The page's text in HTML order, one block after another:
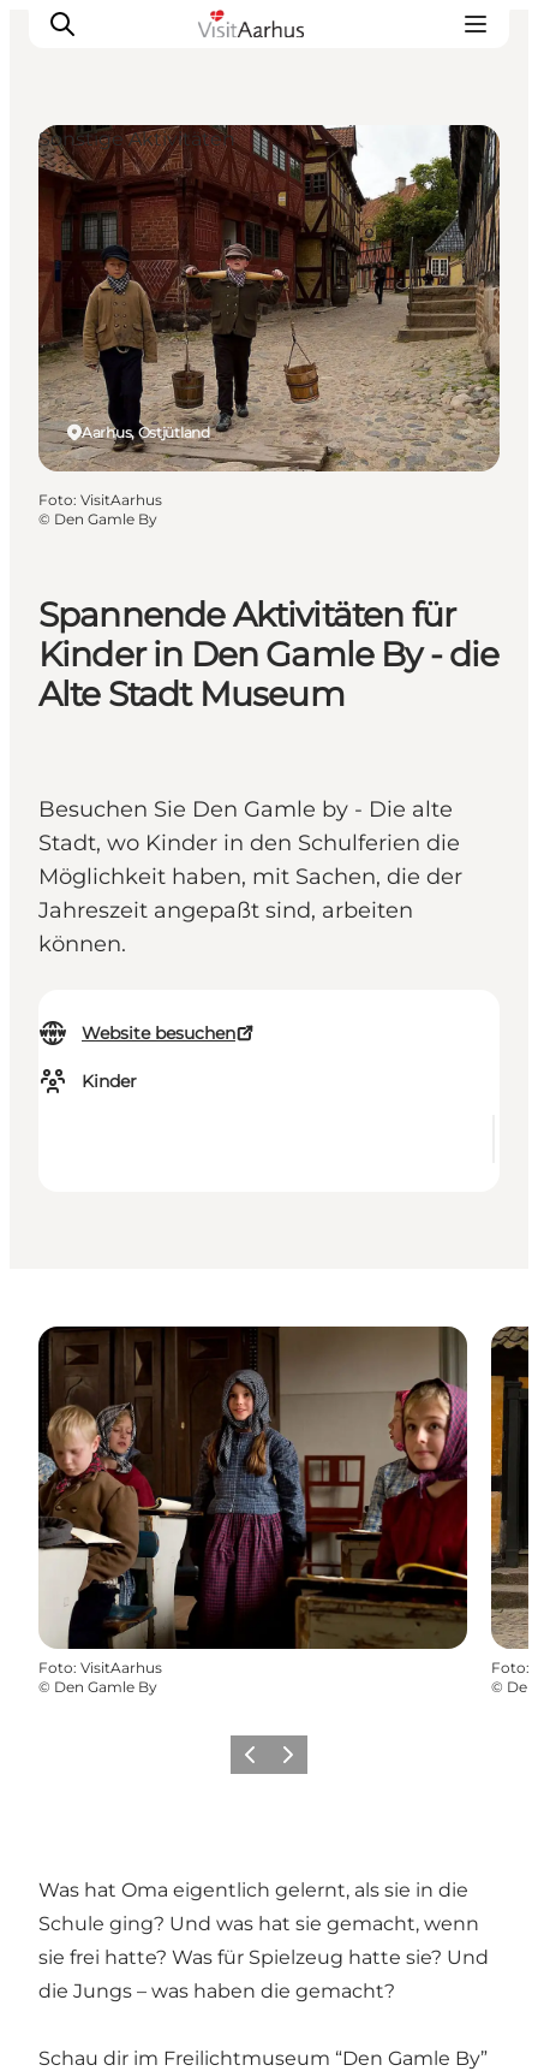
Sehen und erleben
Veranstaltungen
Städte und Regionen
Reiseplanung
Transport
Spannende Aktivitäten für
Kinder in Den Gamle By - die
Alte Stadt Museum
Besuchen Sie Den Gamle by - Die alte
Stadt, wo Kinder in den Schulferien die
Möglichkeit haben, mit Sachen, die der
Jahreszeit angepaßt sind, arbeiten
können.
Website besuchen
Kinder
Aarhus, Ostjütland
Sonstige Aktivitäten
Foto: VisitAarhus
© Den Gamle By
Foto: VisitAarhus
© Den Gamle By
Foto:
©
ZurückWeiter
Was hat Oma eigentlich gelernt, als sie in die
Schule ging? Und was hat sie gemacht, wenn
sie frei hatte? Was für Spielzeug hatte sie? Und
die Jungs – was haben die gemacht?
Schau dir im Freilichtmuseum “Den Gamle By”